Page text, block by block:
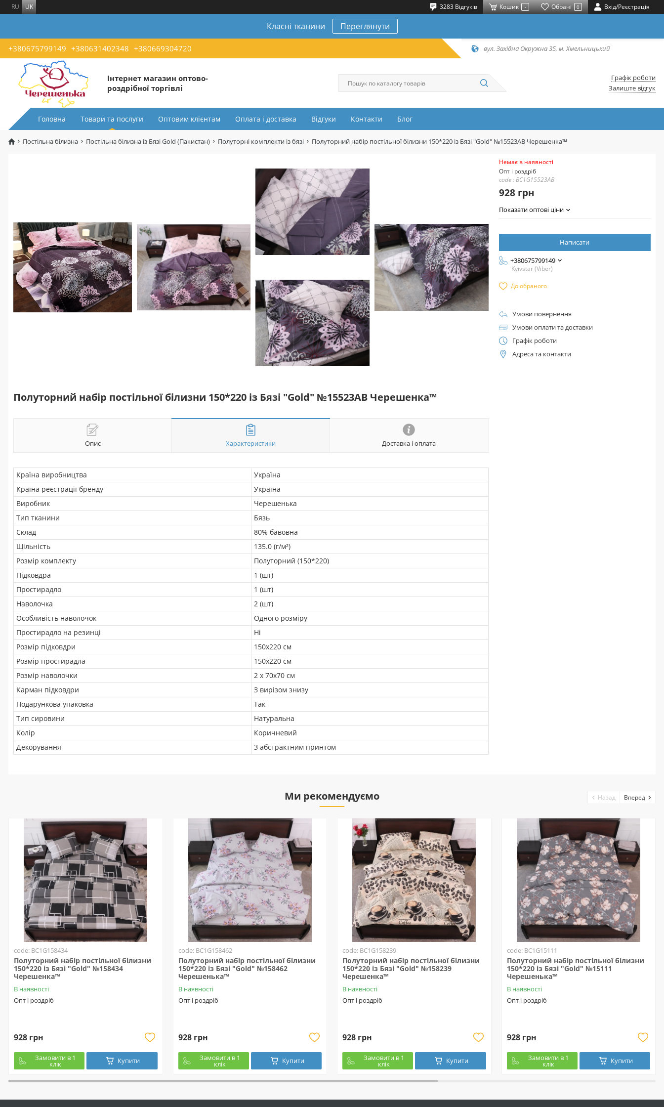
RU UK 3283 Відгуків Кошик - Обрані 0 Вхід/Реєстрація
Класні тканини Переглянути
+380675799149 +380631402348 +380669304720 вул. Західна Окружна 35, м. Хмельницький
Інтернет магазин оптово-
роздрібної торгівлі
Графік роботи
Залиште відгук
Головна Товари та послуги Оптовим клієнтам Оплата і доставка Відгуки Контакти Блог
Постільна білизна Постільна білизна із Бязі Gold (Пакистан) Полуторні комплекти із бязі Полуторний набір постільної білизни 150*220 із Бязі "Gold" №15523AB Черешенка™
Полуторний набір постільної білизни 150*220 із Бязі "Gold" №15523AB Черешенка™
Опис Характеристики Доставка і оплата
Країна виробництва
Україна
Країна реєстрації бренду
Україна
Виробник
Черешенька
Тип тканини
Бязь
Склад
80% бавовна
Щільність
135.0 (г/м²)
Розмір комплекту
Полуторний (150*220)
Підковдра
1 (шт)
Простирадло
1 (шт)
Наволочка
2 (шт)
Особливість наволочок
Одного розміру
Простирадло на резинці
Ні
Розмір підковдри
150х220 см
Розмір простирадла
150х220 см
Розмір наволочки
2 х 70х70 см
Карман підковдри
З вирізом знизу
Подарункова упаковка
Так
Тип сировини
Натуральна
Колір
Коричневий
Декорування
З абстрактним принтом
Немає в наявності
Опт і роздріб
code : BC1G15523AB
928 грн
Показати оптові ціни
Написати
+380675799149
Kyivstar (Viber)
До обраного
Умови повернення
Умови оплати та доставки
Графік роботи
Адреса та контакти
Ми рекомендуємо
code: BC1G158434
Полуторний набір постільної білизни
150*220 із Бязі "Gold" №158434
Черешенка™
В наявності
Опт і роздріб
928 грн
Замовити в 1
клік Купити
code: BC1G158462
Полуторний набір постільної білизни
150*220 із Бязі "Gold" №158462
Черешенька™
В наявності
Опт і роздріб
928 грн
Замовити в 1
клік Купити
code: BC1G158239
Полуторний набір постільної білизни
150*220 із Бязі "Gold" №158239
Черешенка™
В наявності
Опт і роздріб
928 грн
Замовити в 1
клік Купити
code: BC1G15111
Полуторний набір постільної білизни
150*220 із Бязі "Gold" №15111
Черешенька™
В наявності
Опт і роздріб
928 грн
Замовити в 1
клік Купити
Назад Вперед